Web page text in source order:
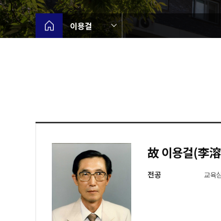
이용걸
故 이용걸(李
전공 교육